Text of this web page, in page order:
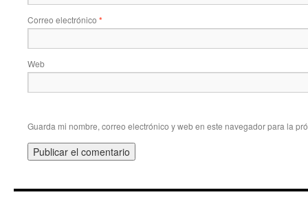
Correo electrónico *
Web
Guarda mi nombre, correo electrónico y web en este navegador para la